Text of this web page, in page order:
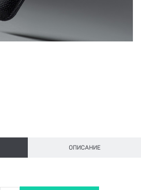
ОПИСАНИЕ